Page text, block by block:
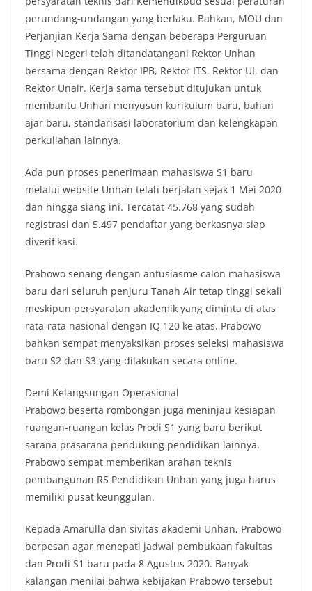
perundang-undangan yang berlaku. Bahkan, MOU dan
Perjanjian Kerja Sama dengan beberapa Perguruan
Tinggi Negeri telah ditandatangani Rektor Unhan
bersama dengan Rektor IPB, Rektor ITS, Rektor UI, dan
Rektor Unair. Kerja sama tersebut ditujukan untuk
membantu Unhan menyusun kurikulum baru, bahan
ajar baru, standarisasi laboratorium dan kelengkapan
perkuliahan lainnya.
Ada pun proses penerimaan mahasiswa S1 baru
melalui website Unhan telah berjalan sejak 1 Mei 2020
dan hingga siang ini. Tercatat 45.768 yang sudah
registrasi dan 5.497 pendaftar yang berkasnya siap
diverifikasi.
Prabowo senang dengan antusiasme calon mahasiswa
baru dari seluruh penjuru Tanah Air tetap tinggi sekali
meskipun persyaratan akademik yang diminta di atas
rata-rata nasional dengan IQ 120 ke atas. Prabowo
bahkan sempat menyaksikan proses seleksi mahasiswa
baru S2 dan S3 yang dilakukan secara online.
Demi Kelangsungan Operasional
Prabowo beserta rombongan juga meninjau kesiapan
ruangan-ruangan kelas Prodi S1 yang baru berikut
sarana prasarana pendukung pendidikan lainnya.
Prabowo sempat memberikan arahan teknis
pembangunan RS Pendidikan Unhan yang juga harus
memiliki pusat keunggulan.
Kepada Amarulla dan sivitas akademi Unhan, Prabowo
berpesan agar menepati jadwal pembukaan fakultas
dan Prodi S1 baru pada 8 Agustus 2020. Banyak
kalangan menilai bahwa kebijakan Prabowo tersebut